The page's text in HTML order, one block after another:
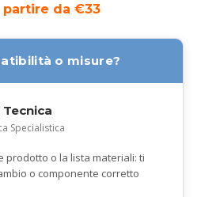
partire da €33
o misure?
Specialistica
prodotto o la lista materiali: ti
o componente corretto